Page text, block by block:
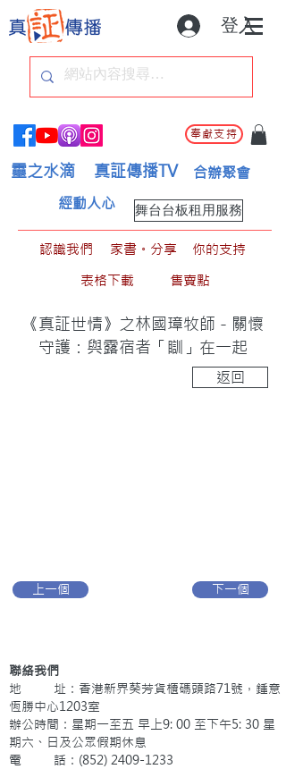
登入
奉獻支持
靈之水滴 真証傳播TV 合辦聚會
舞台台板租用服務
經動人心
認識我們 家書。分享
你的支持
表格下載
售賣點
《真証世情》之林國璋牧師－關懷
守護：與露宿者「瞓」在一起
返回
上一個 下一個
聯絡我們
地 址：香港新界葵芳貨櫃碼頭路71號，鍾意
恆勝中心1203室
辦公時間：星期一至五 早上9: 00 至下午5: 30 星
期六、日及公眾假期休息
電 話：(852) 2409-1233